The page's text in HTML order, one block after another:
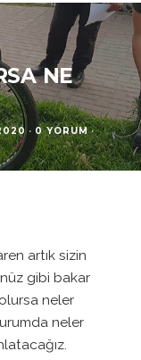
NE
· 0 YORUM ·
artık sizin
gibi bakar
neler
neler